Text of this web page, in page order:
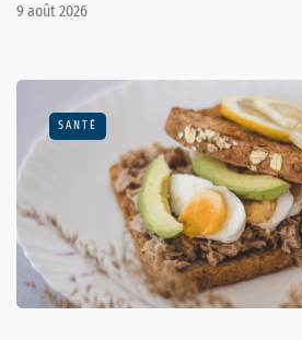
9 août 2026
SANTÉ